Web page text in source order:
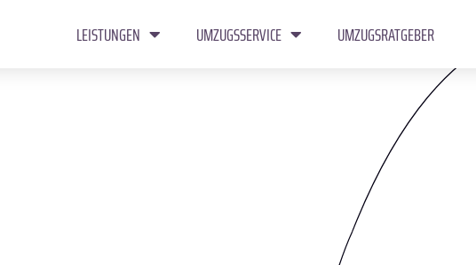
LEISTUNGEN UMZUGSSERVICE UMZUGSRATGEBER